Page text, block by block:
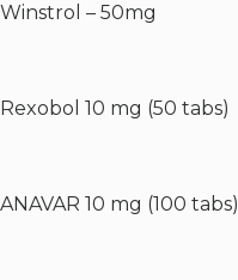
Winstrol – 50mg
Rexobol 10 mg (50 tabs)
ANAVAR 10 mg (100 tabs)